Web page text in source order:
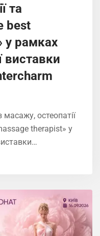
та
best
у рамках
виставки
масажу, остеопатії
therapist» у